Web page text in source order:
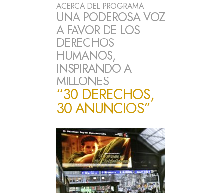
ACERCA DEL PROGRAMA
UNA PODEROSA VOZ
A FAVOR DE LOS
DERECHOS
HUMANOS,
INSPIRANDO A
MILLONES
“30 DERECHOS,
30 ANUNCIOS”